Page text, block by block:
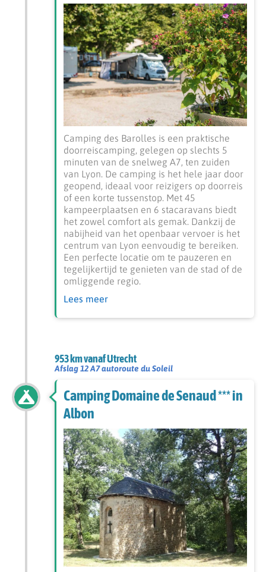
Camping des Barolles is een praktische
doorreiscamping, gelegen op slechts 5
minuten van de snelweg A7, ten zuiden
van Lyon. De camping is het hele jaar door
geopend, ideaal voor reizigers op doorreis
of een korte tussenstop. Met 45
kampeerplaatsen en 6 stacaravans biedt
het zowel comfort als gemak. Dankzij de
nabijheid van het openbaar vervoer is het
centrum van Lyon eenvoudig te bereiken.
Een perfecte locatie om te pauzeren en
tegelijkertijd te genieten van de stad of de
omliggende regio.
Lees meer
953 km vanaf Utrecht
Afslag 12 A7 autoroute du Soleil
Camping Domaine de Senaud *** in
Albon